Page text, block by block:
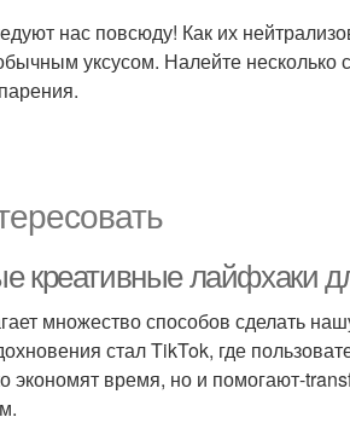
нас повсюду! Как их
уксусом. Налейте несколько
креативные лайфхаки
множество способов сделать
стал TikTok, где
экономят время, но и помогают-